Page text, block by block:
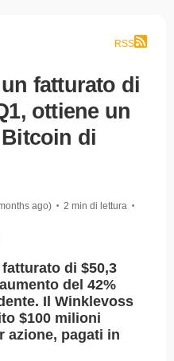
RSS
fatturato di
ottiene un
di
ago) • 2 min di lettura •
di $50,3
del 42%
Il Winklevoss
$100 milioni
azione, pagati in